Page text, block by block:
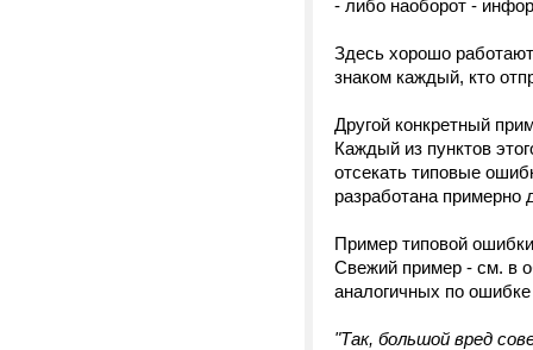
- либо наоборот -
Здесь хорошо
знаком каждый, кто
Другой конкретный
Каждый из пунктов
отсекать типовые
разработана примерно
Пример типовой
Свежий пример - см. в
аналогичных по
"Так, большой вред